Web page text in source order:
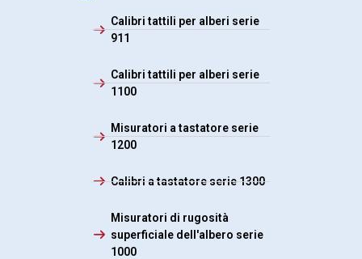
Calibri tattili per alberi serie
911
Calibri tattili per alberi serie
1100
Misuratori a tastatore serie
1200
Calibri a tastatore serie 1300
Misuratori di rugosità
superficiale dell'albero serie
1000